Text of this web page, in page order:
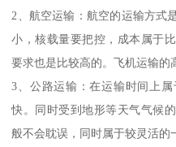
2、航空运输：航空的运输方式
小，核载量要把控，成本属于
要求也是比较高的。飞机运输的
3、公路运输：在运输时间上
快。同时受到地形等天气气候
般不会耽误，同时属于较灵活的